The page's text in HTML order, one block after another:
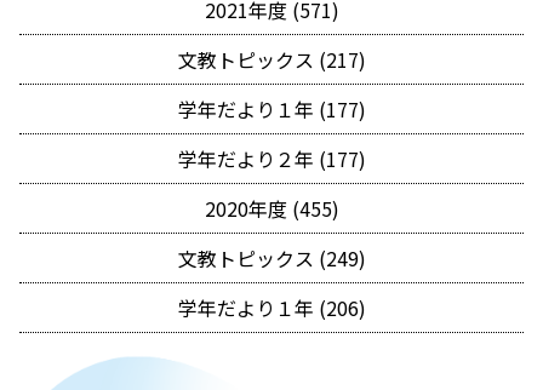
2021年度 (571)
文教トピックス (217)
学年だより１年 (177)
学年だより２年 (177)
2020年度 (455)
文教トピックス (249)
学年だより１年 (206)